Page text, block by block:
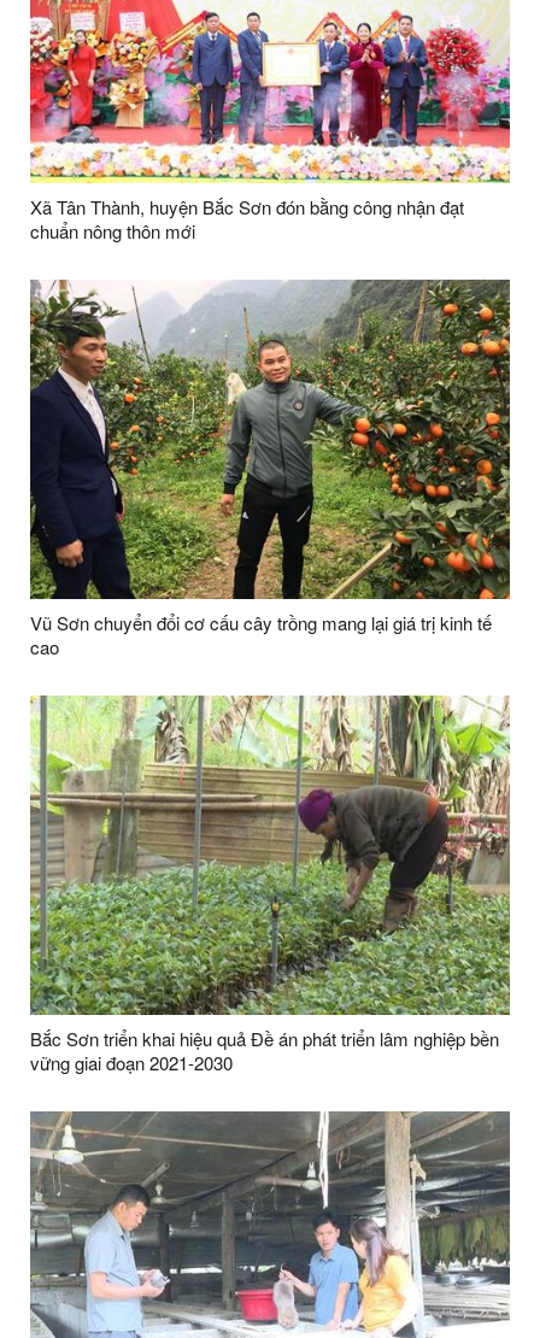
Xã Tân Thành, huyện Bắc Sơn đón bằng công nhận đạt
chuẩn nông thôn mới
Vũ Sơn chuyển đổi cơ cấu cây trồng mang lại giá trị kinh tế
cao
Bắc Sơn triển khai hiệu quả Đề án phát triển lâm nghiệp bền
vững giai đoạn 2021-2030